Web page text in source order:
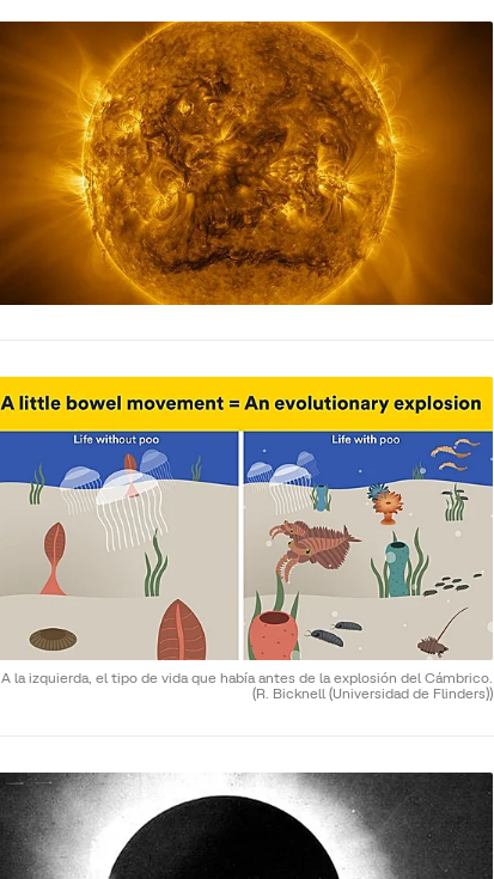
A la izquierda, el tipo de vida que había antes de la explosión del Cámbrico.
(R. Bicknell (Universidad de Flinders))